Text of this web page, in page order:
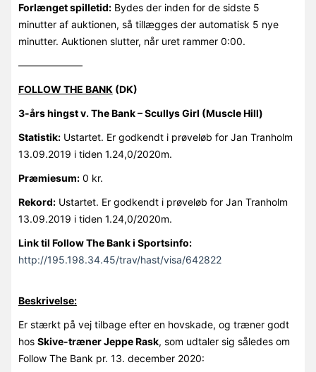
Forlænget spilletid:Bydes der inden for de sidste 5
minutter af auktionen, så tillægges der automatisk 5 nye
minutter. Auktionen slutter, når uret rammer 0:00.
——————–
FOLLOW THE BANK (DK)
3-års hingst v. The Bank – Scullys Girl (Muscle Hill)
Statistik:Ustartet. Er godkendt i prøveløb for Jan Tranholm
13.09.2019 i tiden 1.24,0/2020m.
Præmiesum:0 kr.
Rekord:Ustartet. Er godkendt i prøveløb for Jan Tranholm
13.09.2019 i tiden 1.24,0/2020m.
Link til Follow The Bank i Sportsinfo:
http://195.198.34.45/trav/hast/visa/642822
Beskrivelse:
Er stærkt på vej tilbage efter en hovskade, og træner godt
hos Skive-træner Jeppe Rask, som udtaler sig således om
Follow The Bank pr. 13. december 2020: